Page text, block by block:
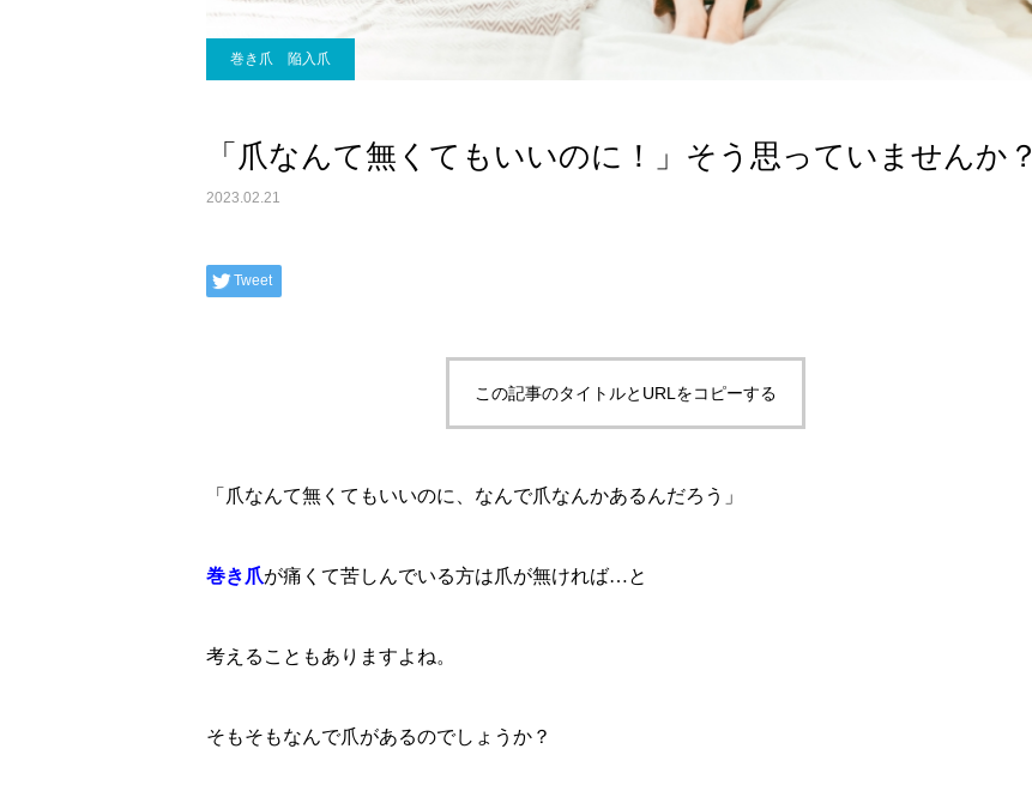
巻き爪 陥入爪
「爪なんて無くてもいいのに！」そう思っていませんか？
2023.02.21
Tweet
この記事のタイトルとURLをコピーする
「爪なんて無くてもいいのに、なんで爪なんかあるんだろう」
巻き爪が痛くて苦しんでいる方は爪が無ければ…と
考えることもありますよね。
そもそもなんで爪があるのでしょうか？